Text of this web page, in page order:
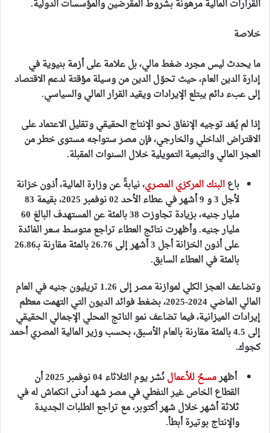
القرارات المالية مرهونة بشروط المقرضين والمؤسسات الدولية.
خلاصة
ما يحدث ليس مجرد ضغط مالي، بل علامة على أزمة بنيوية في
إدارة الدين العام، حيث تحوّل الدين من وسيلة مؤقتة لدعم الاقتصاد
إلى عبء دائم يبتلع الإيرادات ويقيد القرار المالي والسياسي.
إذا لم يُعَد توجيه الإنفاق نحو الإنتاج الحقيقي وتقليل الاعتماد على
الاقتراض الداخلي والخارجي، فإن مصر ستواجه مستوى خطر من
العجز المالي والتبعية التمويلية خلال السنوات المقبلة.
باعالبنك المركزي المصري، نيابةً عن وزارة المالية، أذون خزانة
لأجل 3 و 9 أشهر في عطاء الأحد 02 نوفمبر 2025، بقيمة 83
مليار جنيه، بزيادة تجاوزت 38 بالمئة عن المستهدف البالغ 60
مليار جنيه. وأظهرت نتائج العطاء تراجع متوسط سعر الفائدة
على أذون الخزانة أجل 3 أشهر إلى 26.76 بالمئة مقارنة بـ26.86
بالمئة في العطاء السابق.
وتضاعف العجز الكلي لموازنة مصر إلى 1.26 تريليون جنيه في العام
المالي الماضي 2024-2025، بضغط فوائد الديون التي التهمت معظم
إيرادات الميزانية، فيما تضاعف نمو الناتج المحلي الإجمالي الحقيقي
إلى 4.5 بالمئة مقارنة بالعام الأسبق، بحسب وزير المالية المصري أحمد
كجوك.
أظهرمسحٌ للأعمال
نُشر يوم الثلاثاء 04 نوفمبر 2025 أن
القطاع الخاص غير النفطي في مصر شهد أدنى انكماش له في
ثلاثة أشهر خلال شهر أكتوبر، مع تراجع الطلبات الجديدة
والإنتاج بوتيرة أبطأ.